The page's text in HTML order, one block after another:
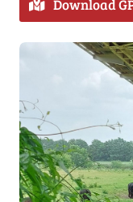
Download